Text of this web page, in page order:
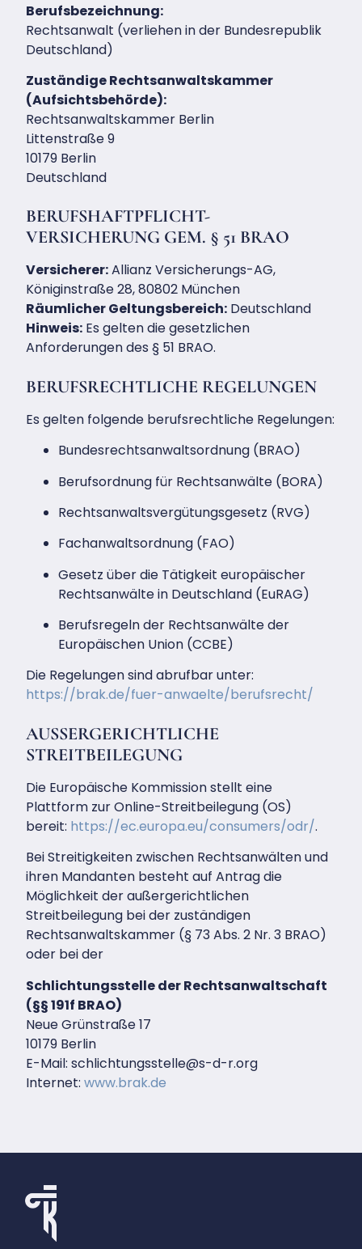
Berufsbezeichnung:
Rechtsanwalt (verliehen in der Bundesrepublik
Deutschland)
Zuständige Rechtsanwaltskammer
(Aufsichtsbehörde):
Rechtsanwaltskammer Berlin
Littenstraße 9
10179 Berlin
Deutschland
BERUFSHAFTPFLICHT-
VERSICHERUNG GEM. § 51 BRAO
Versicherer:Allianz Versicherungs-AG,
Königinstraße 28, 80802 München
Räumlicher Geltungsbereich: Deutschland
Hinweis: Es gelten die gesetzlichen
Anforderungen des § 51 BRAO.
BERUFSRECHTLICHE REGELUNGEN
Es gelten folgende berufsrechtliche Regelungen:
Bundesrechtsanwaltsordnung (BRAO)
Berufsordnung für Rechtsanwälte (BORA)
Rechtsanwaltsvergütungsgesetz (RVG)
Fachanwaltsordnung (FAO)
Gesetz über die Tätigkeit europäischer
Rechtsanwälte in Deutschland (EuRAG)
Berufsregeln der Rechtsanwälte der
Europäischen Union (CCBE)
Die Regelungen sind abrufbar unter:
https://brak.de/fuer-anwaelte/berufsrecht/
AUSSERGERICHTLICHE S
TREITBEILEGUNG
Die Europäische Kommission stellt eine
Plattform zur Online-Streitbeilegung (OS)
bereit: https://ec.europa.eu/consumers/odr/.
Bei Streitigkeiten zwischen Rechtsanwälten und
ihren Mandanten besteht auf Antrag die
Möglichkeit der außergerichtlichen
Streitbeilegung bei der zuständigen
Rechtsanwaltskammer (§ 73 Abs. 2 Nr. 3 BRAO)
oder bei der
Schlichtungsstelle der Rechtsanwaltschaft
(§§ 191f BRAO)
Neue Grünstraße 17
10179 Berlin
E-Mail: schlichtungsstelle@s-d-r.org
Internet:www.brak.de